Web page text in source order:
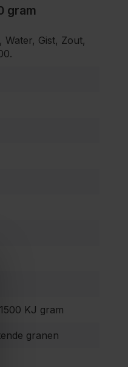
gram
Water, Gist, Zout,
KJ gram
granen